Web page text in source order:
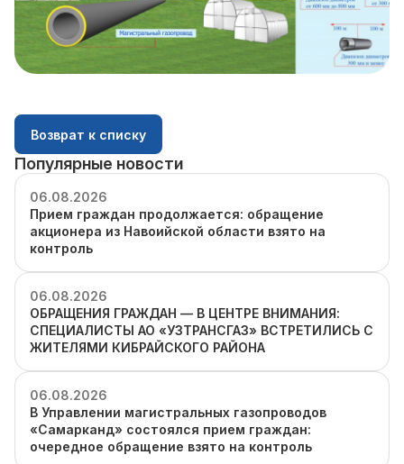
Возврат к списку
Популярные новости
06.08.2026
Прием граждан продолжается: обращение
акционера из Навоийской области взято на
контроль
06.08.2026
ОБРАЩЕНИЯ ГРАЖДАН — В ЦЕНТРЕ ВНИМАНИЯ:
СПЕЦИАЛИСТЫ АО «УЗТРАНСГАЗ» ВСТРЕТИЛИСЬ С
ЖИТЕЛЯМИ КИБРАЙСКОГО РАЙОНА
06.08.2026
В Управлении магистральных газопроводов
«Самарканд» состоялся прием граждан:
очередное обращение взято на контроль